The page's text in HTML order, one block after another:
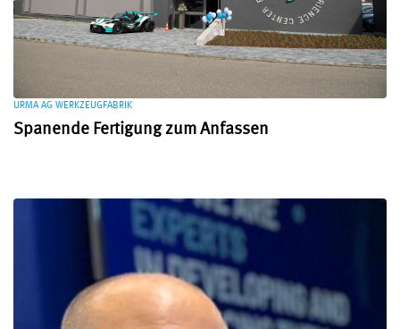
URMA AG WERKZEUGFABRIK
Spanende Fertigung zum Anfassen